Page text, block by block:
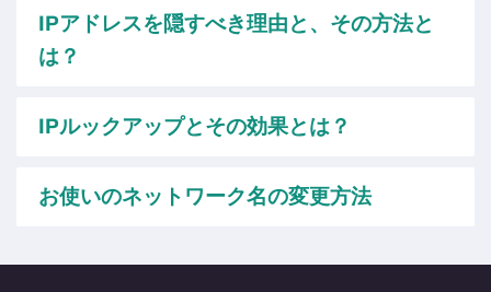
IPアドレスを隠すべき理由と、その方法と
は？
IPルックアップとその効果とは？
お使いのネットワーク名の変更方法